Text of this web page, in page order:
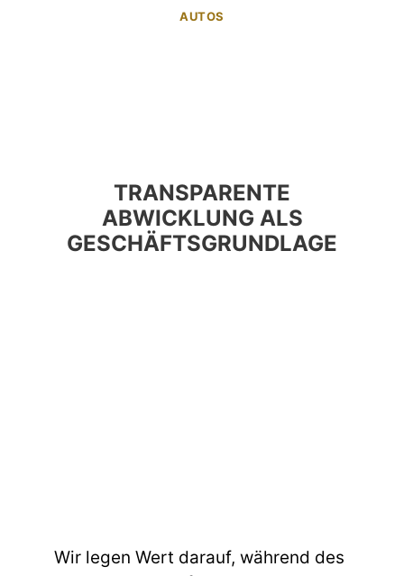
AUTOS
TRANSPARENTE
ABWICKLUNG ALS
GESCHÄFTSGRUNDLAGE
Wir legen Wert darauf, während des